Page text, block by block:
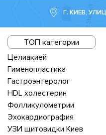
Г. КИЕВ,
ТОП категории
Целиакией
Гименопластика
Гастроэнтеролог
HDL холестерин
Фолликулометрии
Эхокардиография
УЗИ щитовидки Киев